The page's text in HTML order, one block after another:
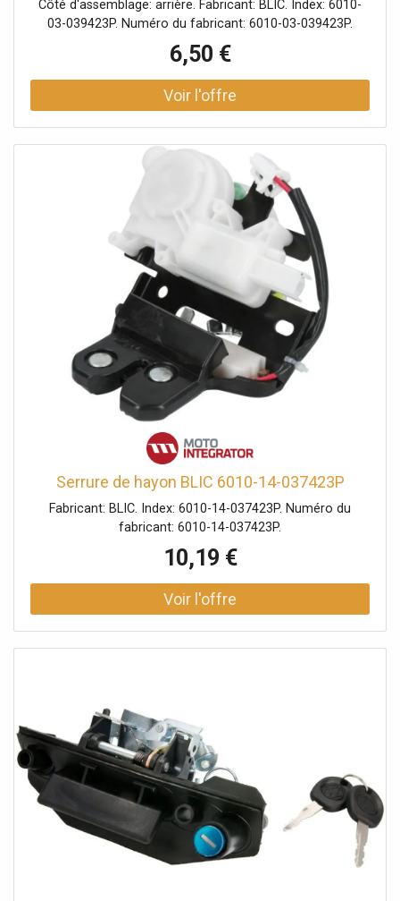
Côté d'assemblage: arrière. Fabricant: BLIC. Index: 6010-
03-039423P. Numéro du fabricant: 6010-03-039423P.
6,50 €
Serrure de hayon BLIC 6010-14-037423P
Fabricant: BLIC. Index: 6010-14-037423P. Numéro du
fabricant: 6010-14-037423P.
10,19 €